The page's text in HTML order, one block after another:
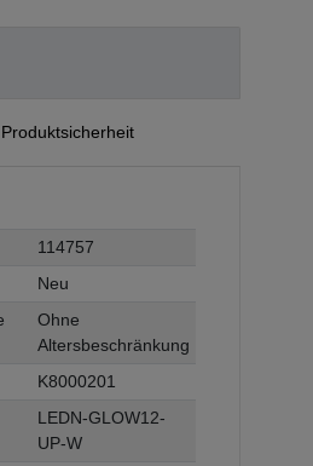
114757
Neu
Ohne
Altersbeschränkung
K8000201
LEDN-GLOW12-
UP-W